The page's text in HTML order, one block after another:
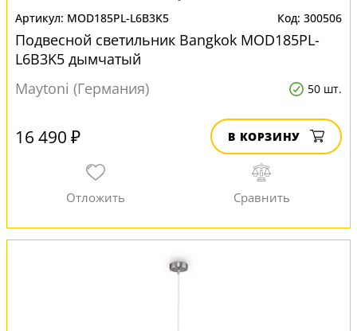
MOD185PL-L6B3K5 300506
Подвесной светильник Bangkok MOD185PL-
L6B3K5 дымчатый
Maytoni (Германия)
50 шт.
16 490 ₽ В КОРЗИНУ